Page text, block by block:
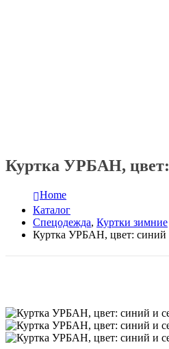
Куртка УРБАН,
Home
Каталог
Спецодежда, Куртки зимние
Куртка УРБАН, цвет: синий